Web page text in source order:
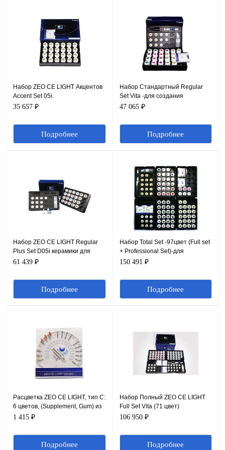
Набор ZEO CE LIGHT Акцентов
Accent Set 05i.
35 657 ₽
Подробнее
Набор Стандартный Regular
Set Vita -для создания
собственной палитры ZEO CE
47 065 ₽
Подробнее
Набор ZEO CE LIGHT Regular
Plus Set D05i керамики для
облицовки каркасов
61 439 ₽
Подробнее
Набор Total Set -97цвет (Full set
+ Professional Set)-для
передачи полной цвет
150 491 ₽
Подробнее
Расцветка ZEO CE LIGHT, тип C:
6 цветов, (Supplement, Gum) из
набора
1 415 ₽
Подробнее
Набор Полный ZEO CE LIGHT
Full Set Vita (71 цвет)
используется при нанесении
106 950 ₽
Подробнее